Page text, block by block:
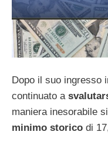
Dopo il suo ingresso
continuato a
maniera inesorabile
minimo storico di